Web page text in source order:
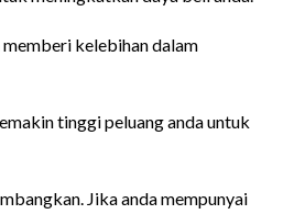
kelebihan dalam
tinggi peluang anda untuk
Jika anda mempunyai